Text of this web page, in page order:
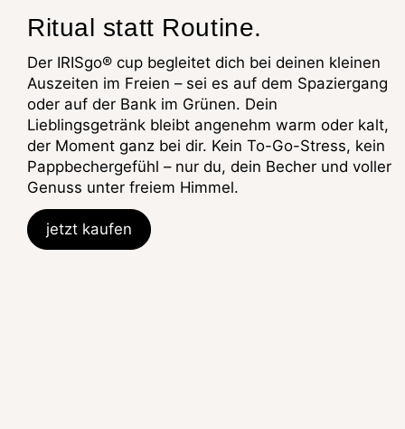
Ritual statt Routine.
Der IRISgo® cup begleitet dich bei deinen kleinen
Auszeiten im Freien – sei es auf dem Spaziergang
oder auf der Bank im Grünen. Dein
Lieblingsgetränk bleibt angenehm warm oder kalt,
der Moment ganz bei dir. Kein To-Go-Stress, kein
Pappbechergefühl – nur du, dein Becher und voller
Genuss unter freiem Himmel.
jetzt kaufen